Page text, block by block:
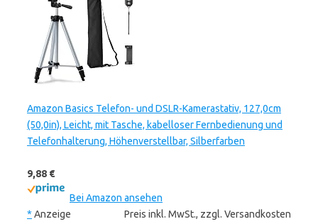
Amazon Basics Telefon- und DSLR-Kamerastativ, 127,0cm
(50,0in), Leicht, mit Tasche, kabelloser Fernbedienung und
Telefonhalterung, Höhenverstellbar, Silberfarben
9,88 €
Bei Amazon ansehen
* Anzeige
Preis inkl. MwSt., zzgl. Versandkosten